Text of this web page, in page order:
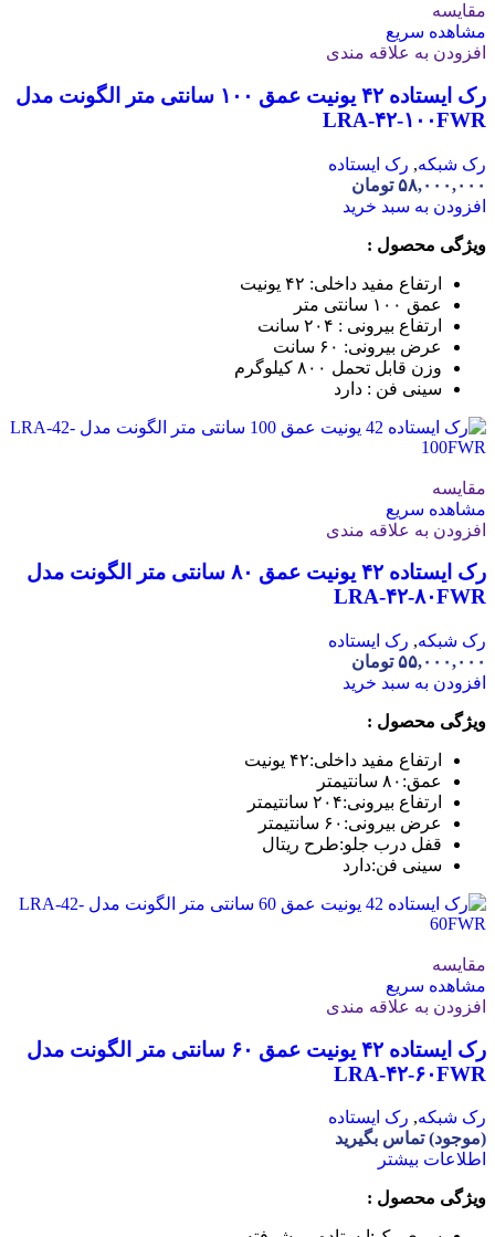
مقایسه
مشاهده سریع
افزودن به علاقه مندی
رک ایستاده ۴۲ یونیت عمق ۱۰۰ سانتی متر الگونت مدل
LRA-۴۲-۱۰۰FWR
رک شبکه, رک ایستاده
۵۸,۰۰۰,۰۰۰ تومان
افزودن به سبد خرید
ویژگی محصول :
ارتفاع مفید داخلی: ۴۲ یونیت
عمق ۱۰۰ سانتی متر
ارتفاع بیرونی : ۲۰۴ سانت
عرض بیرونی: ۶۰ سانت
وزن قابل تحمل ۸۰۰ کیلوگرم
سینی فن : دارد
مقایسه
مشاهده سریع
افزودن به علاقه مندی
رک ایستاده ۴۲ یونیت عمق ۸۰ سانتی متر الگونت مدل
LRA-۴۲-۸۰FWR
رک شبکه, رک ایستاده
۵۵,۰۰۰,۰۰۰ تومان
افزودن به سبد خرید
ویژگی محصول :
ارتفاع مفید داخلی:۴۲ یونیت
عمق: ۸۰ سانتیمتر
ارتفاع بیرونی:۲۰۴ سانتیمتر
عرض بیرونی: ۶۰ سانتیمتر
قفل درب جلو:طرح ریتال
سینی فن:دارد
مقایسه
مشاهده سریع
افزودن به علاقه مندی
رک ایستاده ۴۲ یونیت عمق ۶۰ سانتی متر الگونت مدل
LRA-۴۲-۶۰FWR
رک شبکه, رک ایستاده
(موجود) تماس بگیرید
اطلاعات بیشتر
ویژگی محصول :